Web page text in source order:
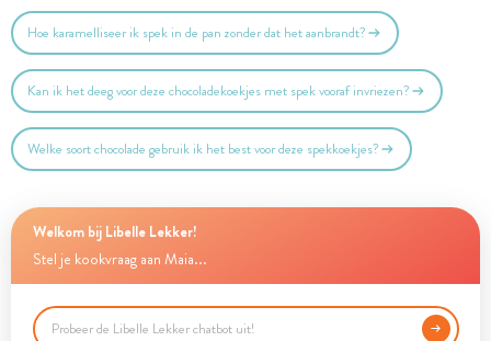
Hoe karamelliseer ik spek in de pan zonder dat het aanbrandt?
Kan ik het deeg voor deze chocoladekoekjes met spek vooraf invriezen?
Welke soort chocolade gebruik ik het best voor deze spekkoekjes?
Welkom bij Libelle Lekker!
Stel je kookvraag aan Maia...